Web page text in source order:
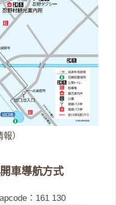
）
車導航方式
：161 130